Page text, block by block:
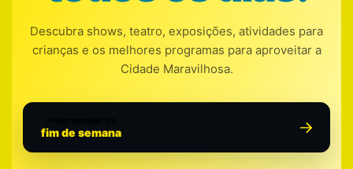
Descubra shows, teatro, exposições, atividades para
crianças e os melhores programas para aproveitar a
Cidade Maravilhosa.
fim de semana